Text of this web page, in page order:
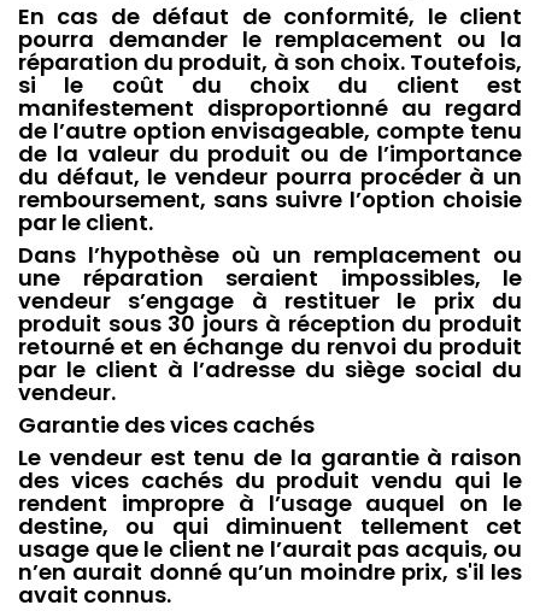
En cas de défaut de conformité, le client
pourra demander le remplacement ou la
réparation du produit, à son choix. Toutefois,
si le coût du choix du client est
manifestement disproportionné au regard
de l’autre option envisageable, compte tenu
de la valeur du produit ou de l’importance
du défaut, le vendeur pourra procéder à un
remboursement, sans suivre l’option choisie
par le client.
Dans l’hypothèse où un remplacement ou
une réparation seraient impossibles, le
vendeur s’engage à restituer le prix du
produit sous 30 jours à réception du produit
retourné et en échange du renvoi du produit
par le client à l’adresse du siège social du
vendeur.
Garantie des vices cachés
Le vendeur est tenu de la garantie à raison
des vices cachés du produit vendu qui le
rendent impropre à l’usage auquel on le
destine, ou qui diminuent tellement cet
usage que le client ne l’aurait pas acquis, ou
n’en aurait donné qu’un moindre prix, s'il les
avait connus.